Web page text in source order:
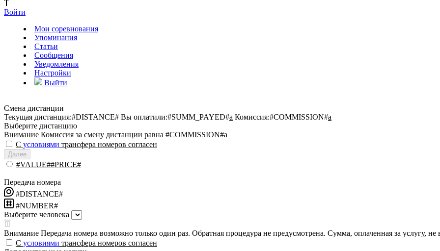
Войти
Мои соревнования
Упоминания
Статьи
Сообщения
Уведомления
Настройки
Выйти
Смена дистанции
Текущая дистанция:#DISTANCE# Вы оплатили:#SUMM_PAYED#a Комиссия:#COMMISSION#a
Выберите дистанцию
Внимание Комиссия за смену дистанции равна #COMMISSION#a
С условиями трансфера номеров согласен
Далее
#VALUE##PRICE#
Передача номера
#DISTANCE#
#NUMBER#
Выберите человека
Внимание Передача номера возможно только один раз. Обратная процедура не предусмотрена. Сумма, оплаченная за услугу, не
С условиями трансфера номеров согласен